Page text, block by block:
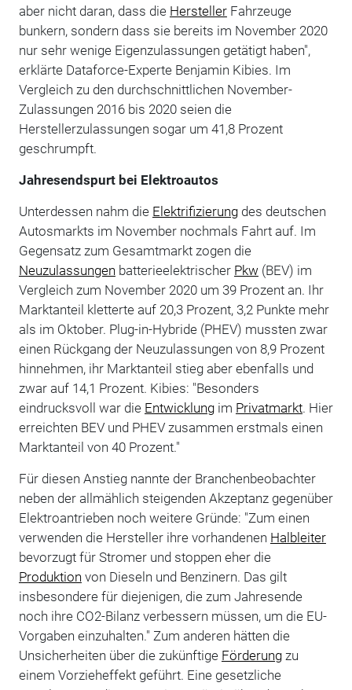
aber nicht daran, dass die HerstellerFahrzeuge
bunkern, sondern dass sie bereits im November 2020
nur sehr wenige Eigenzulassungen getätigt haben",
erklärte Dataforce-Experte Benjamin Kibies. Im
Vergleich zu den durchschnittlichen November-
Zulassungen 2016 bis 2020 seien die
Herstellerzulassungen sogar um 41,8 Prozent
geschrumpft.
Jahresendspurt bei Elektroautos
Unterdessen nahm die Elektrifizierungdes deutschen
Autosmarkts im November nochmals Fahrt auf. Im
Gegensatz zum Gesamtmarkt zogen die
Neuzulassungen batterieelektrischer Pkw (BEV) im
Vergleich zum November 2020 um 39 Prozent an. Ihr
Marktanteil kletterte auf 20,3 Prozent, 3,2 Punkte mehr
als im Oktober. Plug-in-Hybride (PHEV) mussten zwar
einen Rückgang der Neuzulassungen von 8,9 Prozent
hinnehmen, ihr Marktanteil stieg aber ebenfalls und
zwar auf 14,1 Prozent. Kibies: "Besonders
eindrucksvoll war die Entwicklungim Privatmarkt. Hier
erreichten BEV und PHEV zusammen erstmals einen
Marktanteil von 40 Prozent."
Für diesen Anstieg nannte der Branchenbeobachter
neben der allmählich steigenden Akzeptanz gegenüber
Elektroantrieben noch weitere Gründe: "Zum einen
verwenden die Hersteller ihre vorhandenen Halbleiter
bevorzugt für Stromer und stoppen eher die
Produktion von Dieseln und Benzinern. Das gilt
insbesondere für diejenigen, die zum Jahresende
noch ihre CO2-Bilanz verbessern müssen, um die EU-
Vorgaben einzuhalten." Zum anderen hätten die
Unsicherheiten über die zukünftige Förderungzu
einem Vorzieheffekt geführt. Eine gesetzliche